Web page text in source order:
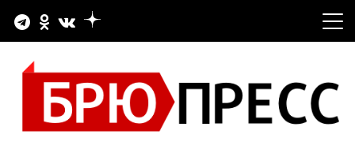
содержимому
БРЮПРЕСС
Официальный сайт газеты "Брюховецкие новости"